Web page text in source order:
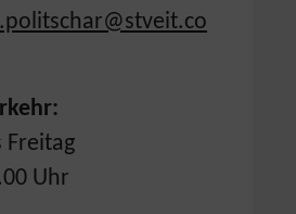
Freitag
Uhr